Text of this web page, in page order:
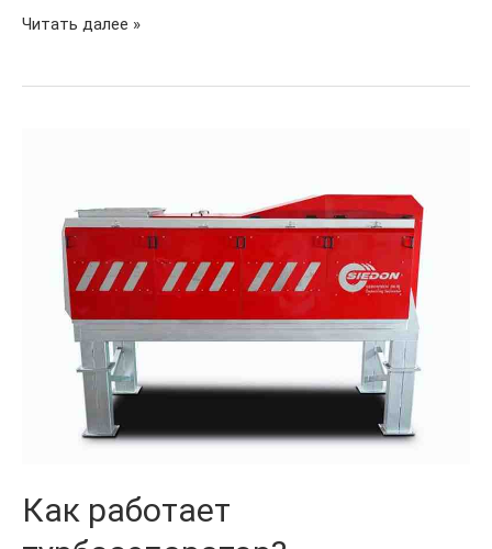
Читать далее »
Как работает